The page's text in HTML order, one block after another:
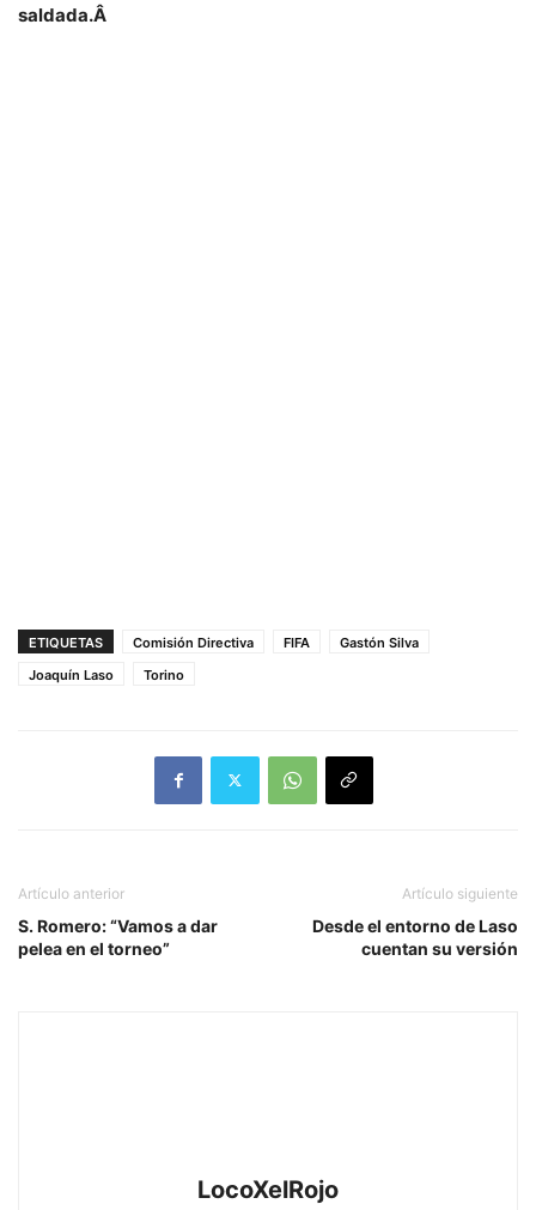
saldada.Â
ETIQUETAS Comisión Directiva FIFA
Gastón Silva
Joaquín Laso
Torino
Artículo anterior
S. Romero: “Vamos a dar
pelea en el torneo”
Artículo siguiente
Desde el entorno de Laso
cuentan su versión
LocoXelRojo